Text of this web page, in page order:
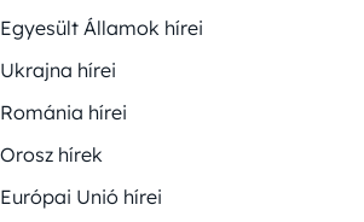
Egyesült Államok hírei
Ukrajna hírei
Románia hírei
Orosz hírek
Európai Unió hírei